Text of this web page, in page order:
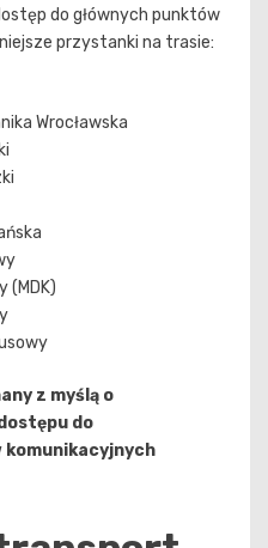
do głównych punktów
przystanki na trasie:
Wrocławska
(MDK)
z myślą o
do